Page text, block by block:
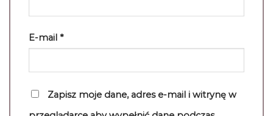
E-mail *
Zapisz moje dane, adres e-mail i witrynę w